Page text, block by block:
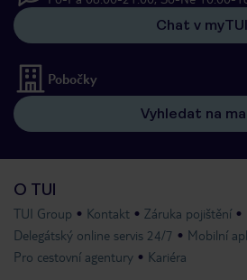
Chat v myTUI
Pobočky
Vyhledat na
O TUI
TUI Group Kontakt
Záruka pojištění
Delegátský online servis 24/7
Mobilní
Pro cestovní agentury
Kariéra